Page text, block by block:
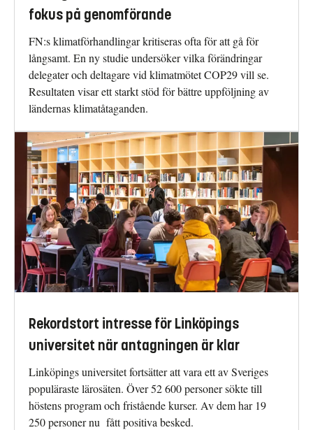
fokus på genomförande
FN:s klimatförhandlingar kritiseras ofta för att gå för
långsamt. En ny studie undersöker vilka förändringar
delegater och deltagare vid klimatmötet COP29 vill se.
Resultaten visar ett starkt stöd för bättre uppföljning av
ländernas klimatåtaganden.
Rekordstort intresse för Linköpings
universitet när antagningen är klar
Linköpings universitet fortsätter att vara ett av Sveriges
populäraste lärosäten. Över 52 600 personer sökte till
höstens program och fristående kurser. Av dem har 19
250 personer nu fått positiva besked.